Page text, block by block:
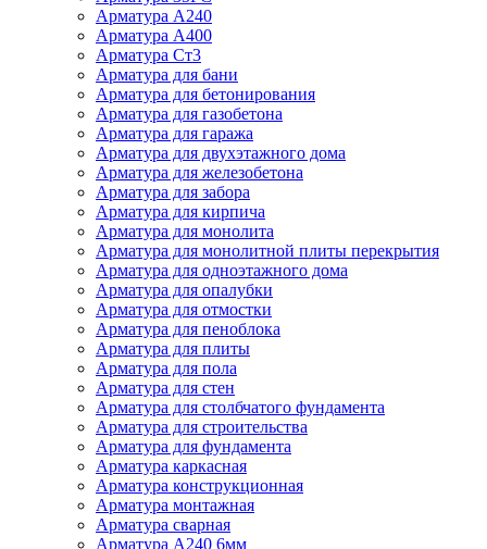
Арматура А240
Арматура А400
Арматура Ст3
Арматура для бани
Арматура для бетонирования
Арматура для газобетона
Арматура для гаража
Арматура для двухэтажного дома
Арматура для железобетона
Арматура для забора
Арматура для кирпича
Арматура для монолита
Арматура для монолитной плиты перекрытия
Арматура для одноэтажного дома
Арматура для опалубки
Арматура для отмостки
Арматура для пеноблока
Арматура для плиты
Арматура для пола
Арматура для стен
Арматура для столбчатого фундамента
Арматура для строительства
Арматура для фундамента
Арматура каркасная
Арматура конструкционная
Арматура монтажная
Арматура сварная
Арматура А240 6мм